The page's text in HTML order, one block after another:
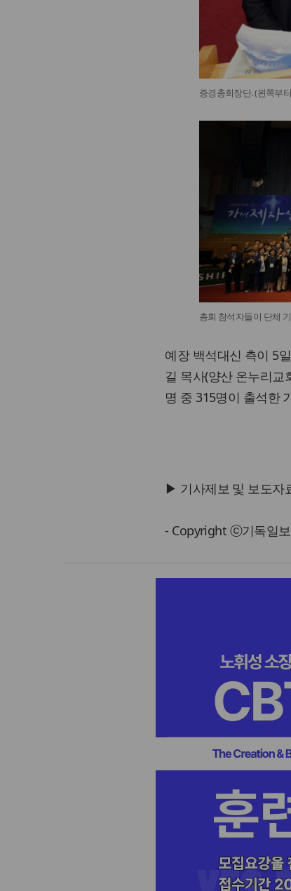
증경총회장단. (왼쪽부
총회 참석자들이 단체
예장 백석대신 측이 5
길 목사(양산 온누리
명 중 315명이 출석한
▶ 기사제보 및 보도자
- Copyright ⓒ기독일